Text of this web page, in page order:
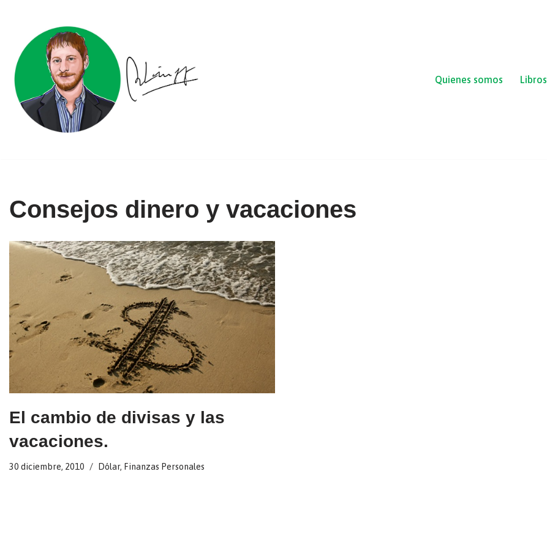
contenido
Quienes somos
Libros
Consejos dinero y vacaciones
El cambio de divisas y las
vacaciones.
30 diciembre, 2010 Dólar, Finanzas Personales